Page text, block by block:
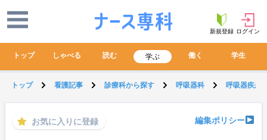
新規登録 ログイン
トップ しゃべる 読む 学ぶ 働く 学生
トップ 看護記事 診療科から探す 呼吸器科 呼吸器疾患
お気に入りに登録 編集ポリシー